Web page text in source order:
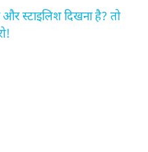
और स्टाइलिश दिखना है? तो